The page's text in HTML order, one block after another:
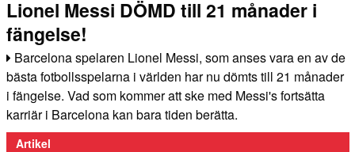
Lionel Messi DÖMD till 21 månader i
fängelse!
Barcelona spelaren Lionel Messi, som anses vara en av de
bästa fotbollsspelarna i världen har nu dömts till 21 månader
i fängelse. Vad som kommer att ske med Messi's fortsätta
karriär i Barcelona kan bara tiden berätta.
Artikel